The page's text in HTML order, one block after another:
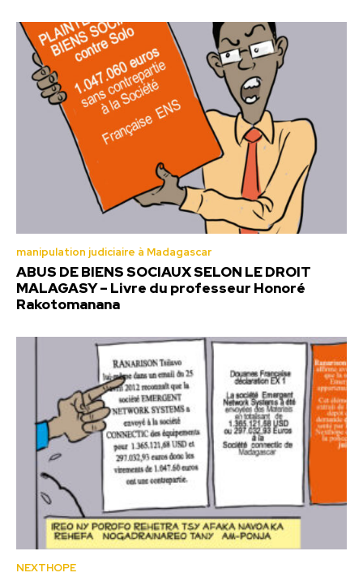
manipulation judiciaire à Madagascar
ABUS DE BIENS SOCIAUX SELON LE DROIT
MALAGASY – Livre du professeur Honoré
Rakotomanana
NEXTHOPE